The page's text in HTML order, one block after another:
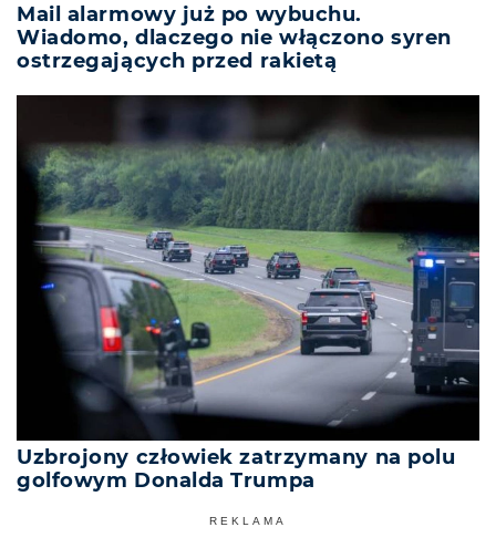
Mail alarmowy już po wybuchu.
Wiadomo, dlaczego nie włączono syren
ostrzegających przed rakietą
Uzbrojony człowiek zatrzymany na polu
golfowym Donalda Trumpa
REKLAMA